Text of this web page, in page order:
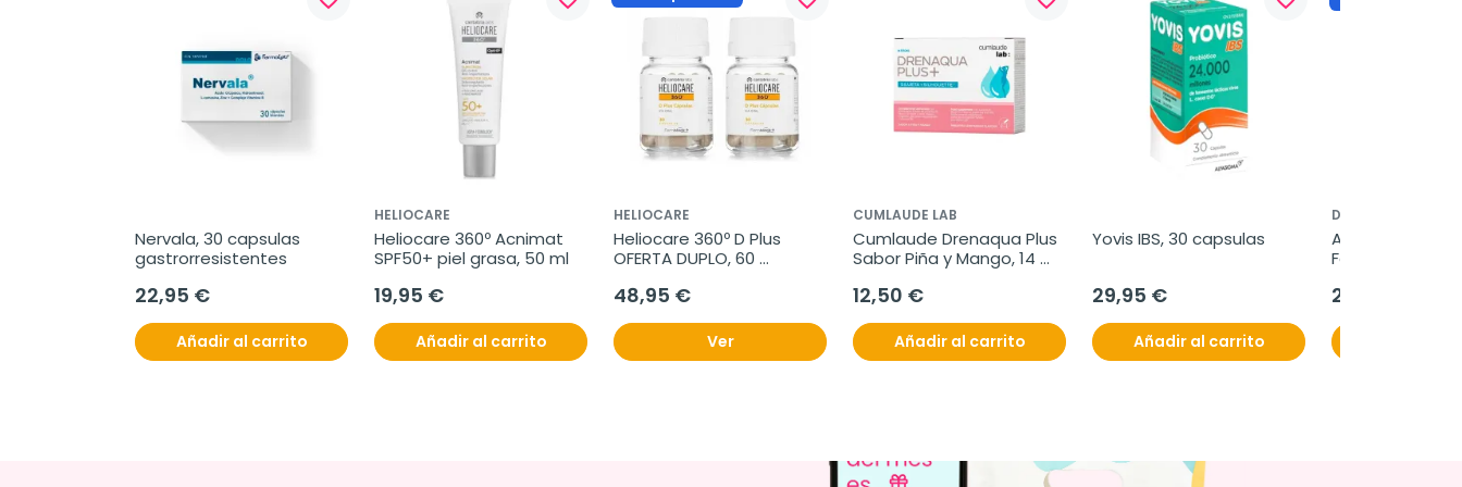
Nervala, 30 capsulas
gastrorresistentes
22,95 €
Añadir al carrito
HELIOCARE
Heliocare 360º Acnimat
SPF50+ piel grasa, 50 ml
19,95 €
Añadir al carrito
HELIOCARE
Heliocare 360º D Plus
OFERTA DUPLO, 60
48,95 €
Ver
CUMLAUDE LAB
Cumlaude Drenaqua Plus
Sabor Piña y Mango, 14
12,50 €
Añadir al carrito
Yovis IBS, 30 capsulas
29,95 €
Añadir al carrito
DR ARTURO ALBA
Arturo Alba
Fortalecedora
29,75 €